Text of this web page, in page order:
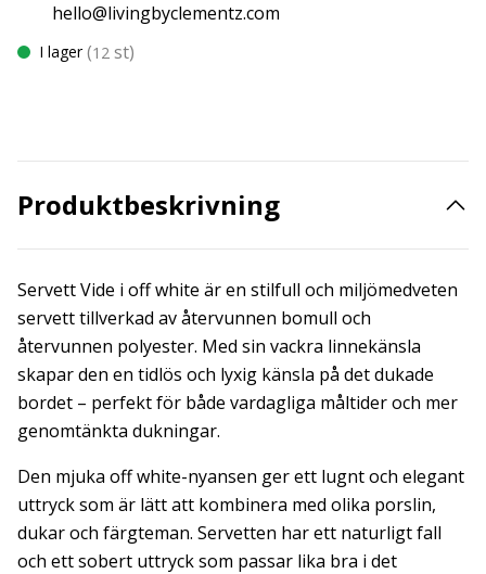
hello@livingbyclementz.com
I lager (12 st)
Produktbeskrivning
Servett Vide i off white är en stilfull och miljömedveten
servett tillverkad av återvunnen bomull och
återvunnen polyester. Med sin vackra linnekänsla
skapar den en tidlös och lyxig känsla på det dukade
bordet – perfekt för både vardagliga måltider och mer
genomtänkta dukningar.
Den mjuka off white-nyansen ger ett lugnt och elegant
uttryck som är lätt att kombinera med olika porslin,
dukar och färgteman. Servetten har ett naturligt fall
och ett sobert uttryck som passar lika bra i det